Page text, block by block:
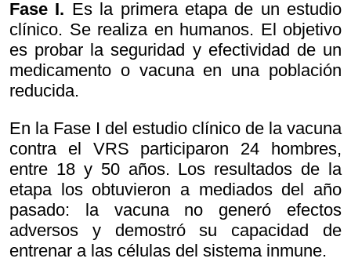
Fase I. Es la primera etapa de un estudio
clínico. Se realiza en humanos. El objetivo
es probar la seguridad y efectividad de un
medicamento o vacuna en una población
reducida.
En la Fase I del estudio clínico de la vacuna
contra el VRS participaron 24 hombres,
entre 18 y 50 años. Los resultados de la
etapa los obtuvieron a mediados del año
pasado: la vacuna no generó efectos
adversos y demostró su capacidad de
entrenar a las células del sistema inmune.